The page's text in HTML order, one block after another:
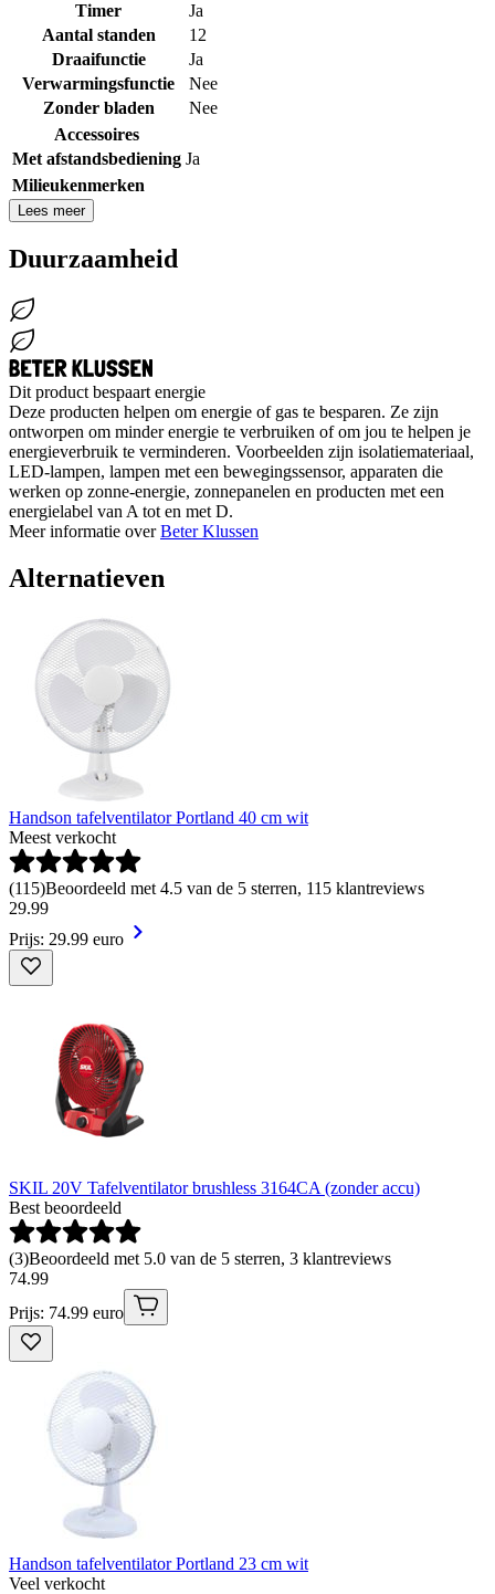
Timer
Ja
Aantal standen
12
Draaifunctie
Ja
Verwarmingsfunctie
Nee
Zonder bladen
Nee
Accessoires
Met afstandsbediening Ja
Milieukenmerken
Lees meer
Duurzaamheid
Dit product bespaart energie
Deze producten helpen om energie of gas te besparen. Ze zijn
ontworpen om minder energie te verbruiken of om jou te helpen je
energieverbruik te verminderen. Voorbeelden zijn isolatiemateriaal,
LED-lampen, lampen met een bewegingssensor, apparaten die
werken op zonne-energie, zonnepanelen en producten met een
energielabel van A tot en met D.
Meer informatie overBeter Klussen
Alternatieven
Handson tafelventilator Portland 40 cm wit
Meest verkocht
(115)Beoordeeld met 4.5 van de 5 sterren, 115 klantreviews
29.99
Prijs: 29.99 euro
SKIL 20V Tafelventilator brushless 3164CA (zonder accu)
Best beoordeeld
(3)Beoordeeld met 5.0 van de 5 sterren, 3 klantreviews
74.99
Prijs: 74.99 euro
Handson tafelventilator Portland 23 cm wit
Veel verkocht